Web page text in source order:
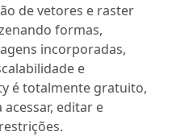
de vetores e raster
formas,
incorporadas,
e
é totalmente gratuito,
editar e